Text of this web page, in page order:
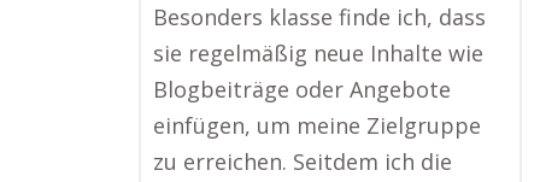
Besonders klasse finde ich, dass
sie regelmäßig neue Inhalte wie
Blogbeiträge oder Angebote
einfügen, um meine Zielgruppe
zu erreichen. Seitdem ich die